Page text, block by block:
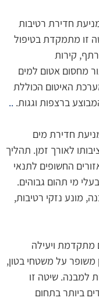
חדירת רטיבות
זו מתמקדת בטיפול
קירות
מחסום אטום למים
האיטום הכוללת
ברצפות וגגות. ..
חדירת מים
לאורך זמן. תהליך
החשופים לתנאי
מי תהום גבוהים.
מונע נזקי רטיבות,
מתקדמת ויעילה
משופר על משטחי בטון,
למבנה. שיטה זו
ביותר בתחום